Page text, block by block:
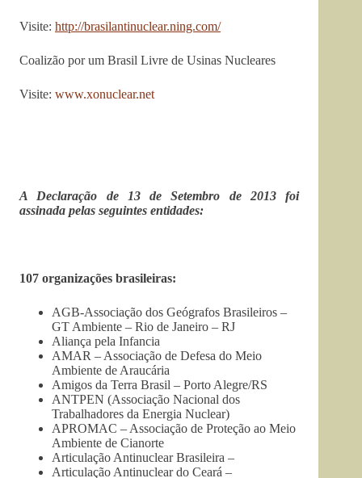
Visite: http://brasilantinuclear.ning.com/
Coalizão por um Brasil Livre de Usinas Nucleares
Visite: www.xonuclear.net
A Declaração de 13 de Setembro de 2013 foi
assinada pelas seguintes entidades:
107 organizações brasileiras:
AGB-Associação dos Geógrafos Brasileiros –
GT Ambiente – Rio de Janeiro – RJ
Aliança pela Infancia
AMAR – Associação de Defesa do Meio
Ambiente de Araucária
Amigos da Terra Brasil – Porto Alegre/RS
ANTPEN (Associação Nacional dos
Trabalhadores da Energia Nuclear)
APROMAC – Associação de Proteção ao Meio
Ambiente de Cianorte
Articulação Antinuclear Brasileira –
Articulação Antinuclear do Ceará –